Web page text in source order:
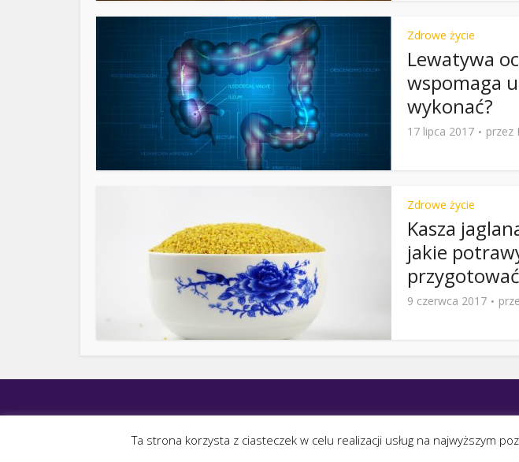
Zdrowe życie
Lewatywa
wspomaga
wykonać?
17 lipca 2017 przez
Zdrowe życie
Kasza
jakie
9 czerwca 2017
Wszystkie treści umieszczone na tej stronie
Ta strona korzysta z ciasteczek w celu realizacji usług na najwyższym